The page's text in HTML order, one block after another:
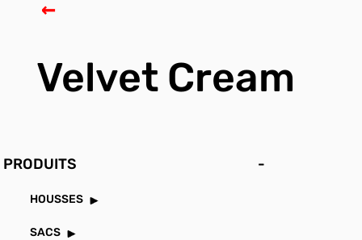
Velvet Cream
PRODUITS -
HOUSSES
SACS